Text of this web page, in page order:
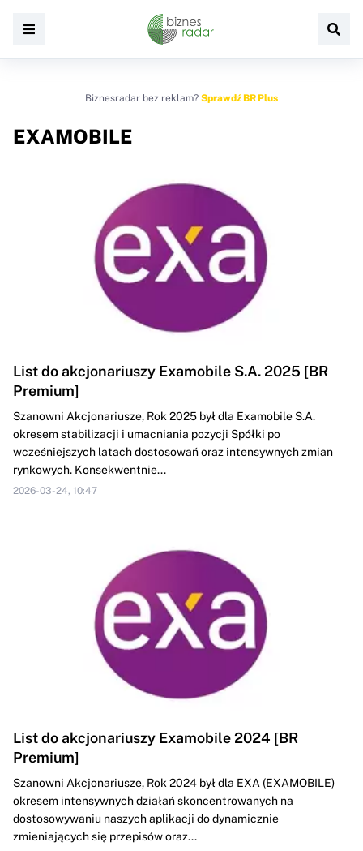
Biznesradar bez reklam? Sprawdź BR Plus
EXAMOBILE
List do akcjonariuszy Examobile S.A. 2025 [BR
Premium]
Szanowni Akcjonariusze, Rok 2025 był dla Examobile S.A.
okresem stabilizacji i umacniania pozycji Spółki po
wcześniejszych latach dostosowań oraz intensywnych zmian
rynkowych. Konsekwentnie...
2026-03-24, 10:47
List do akcjonariuszy Examobile 2024 [BR
Premium]
Szanowni Akcjonariusze, Rok 2024 był dla EXA (EXAMOBILE)
okresem intensywnych działań skoncentrowanych na
dostosowywaniu naszych aplikacji do dynamicznie
zmieniających się przepisów oraz...